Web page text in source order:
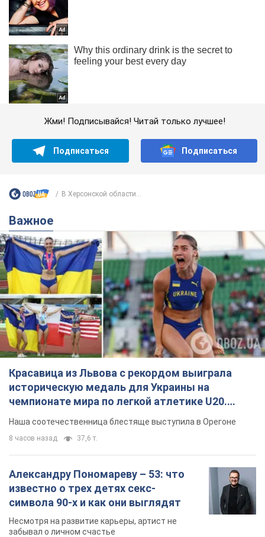
Жми! Подписывайся! Читай только лучшее!
Подписаться Подписаться
В Херсонской области...
Важное
Красавица из Львова с рекордом выиграла
историческую медаль для Украины на
чемпионате мира по легкой атлетике U20.
Видео
Наша соотечественница блестяще выступила в Орегоне
8 часов назад 37,6 т.
Александру Пономареву – 53: что
известно о трех детях секс-
символа 90-х и как они выглядят
Несмотря на развитие карьеры, артист не
забывал о личном счастье